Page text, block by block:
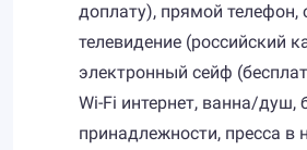
доплату), прямой телефон,
телевидение (российский
электронный сейф
Wi-Fi интернет, ванна/душ,
принадлежности, пресса в